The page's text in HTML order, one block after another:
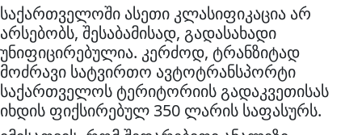
საქართველოში ასეთი კლასიფიკაცია არ
არსებობს, შესაბამისად, გადასახადი
უნიფიცირებულია. კერძოდ, ტრანზიტად
მოძრავი სატვირთო ავტოტრანსპორტი
საქართველოს ტერიტორიის გადაკვეთისას
იხდის ფიქსირებულ 350 ლარის საფასურს.